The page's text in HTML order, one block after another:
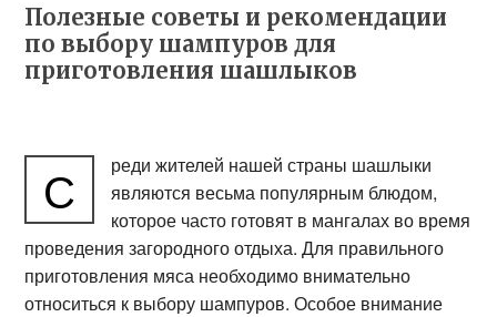
Полезные советы и рекомендации
по выбору шампуров для
приготовления шашлыков
С
реди жителей нашей страны шашлыки
являются весьма популярным блюдом,
которое часто готовят в мангалах во время
проведения загородного отдыха. Для правильного
приготовления мяса необходимо внимательно
относиться к выбору шампуров. Особое внимание